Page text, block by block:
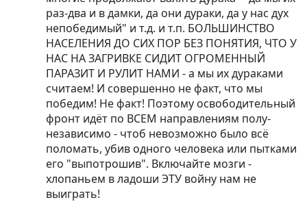
раз-два и в дамки, да они дураки, да у нас дух
непобедимый" и т.д. и т.п. БОЛЬШИНСТВО
НАСЕЛЕНИЯ ДО СИХ ПОР БЕЗ ПОНЯТИЯ, ЧТО У
НАС НА ЗАГРИВКЕ СИДИТ ОГРОМЕННЫЙ
ПАРАЗИТ И РУЛИТ НАМИ - а мы их дураками
считаем! И совершенно не факт, что мы
победим! Не факт! Поэтому освободительный
фронт идёт по ВСЕМ направлениям полу-
независимо - чтоб невозможно было всё
поломать, убив одного человека или пытками
его "выпотрошив". Включайте мозги -
хлопаньем в ладоши ЭТУ войну нам не
выиграть!